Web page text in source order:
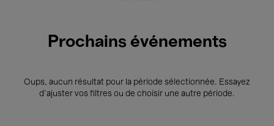
Prochains événements
Oups, aucun résultat pour la période sélectionnée. Essayez
d’ajuster vos filtres ou de choisir une autre période.